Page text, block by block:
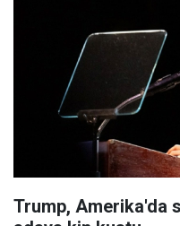
Trump, Amerika'da